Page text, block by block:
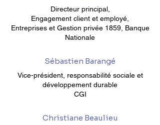
Directeur principal,
Engagement client et employé,
Entreprises et Gestion privée 1859, Banque
Nationale
Sébastien Barangé
Vice-président, responsabilité sociale et
développement durable
CGI
Christiane Beaulieu